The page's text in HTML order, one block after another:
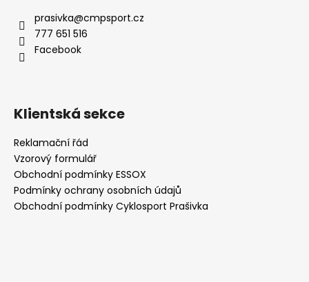
prasivka@cmpsport.cz
777 651 516
Facebook
Klientská sekce
Reklamační řád
Vzorový formulář
Obchodní podmínky ESSOX
Podmínky ochrany osobních údajů
Obchodní podmínky Cyklosport Prašivka